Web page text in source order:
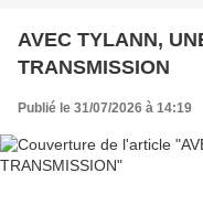
AVEC TYLANN,
TRANSMISSION
Publié le 31/07/2026 à 14:19